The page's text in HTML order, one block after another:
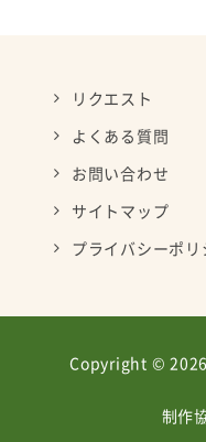
リクエスト
よくある質問
お問い合わせ
サイトマップ
プライバシーポリ
Copyright ©
制作